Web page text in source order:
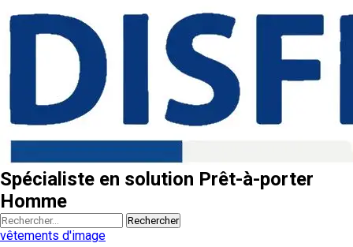
Spécialiste en solution Prêt-à-porter
Homme
Rechercher
vêtements d'image